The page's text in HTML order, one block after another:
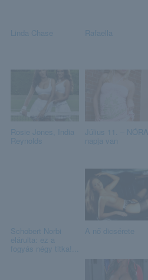
Linda Chase Rafaella
Rosie Jones, India
Reynolds
Július 11. – NÓRA
napja van
Schobert Norbi
elárulta: ez a
fogyás négy titka!...
A nő dicsérete